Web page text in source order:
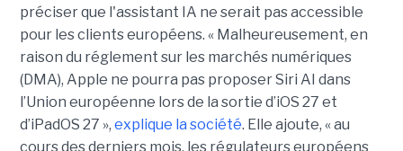
préciser que l'assistant IA ne serait pas accessible
pour les clients européens. « Malheureusement, en
raison du réglement sur les marchés numériques
(DMA), Apple ne pourra pas proposer Siri AI dans
l’Union européenne lors de la sortie d’iOS 27 et
d’iPadOS 27 », explique la société. Elle ajoute, « au
cours des derniers mois, les régulateurs européens